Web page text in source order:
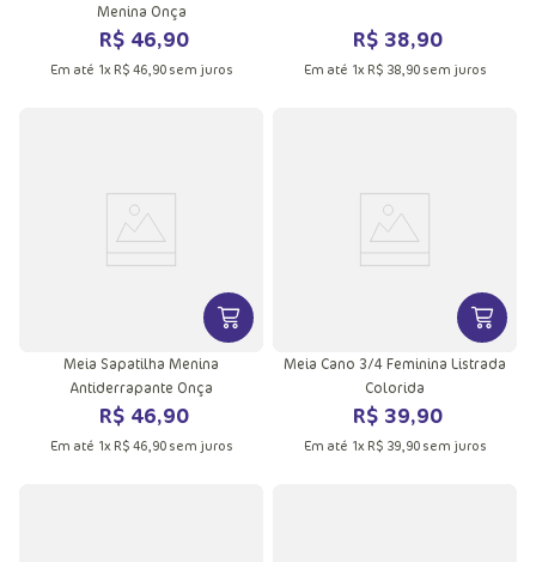
Menina Onça
R$ 46,90
Em até 1x R$ 46,90sem juros
R$ 38,90
Em até 1x R$ 38,90sem juros
VER MAIS INFORMAÇÕES DO
Meia Sapatilha Menina
Antiderrapante Onça
R$ 46,90
Em até 1x R$ 46,90sem juros
VER
Meia Cano 3/4 Feminina Listrada
Colorida
R$ 39,90
Em até 1x R$ 39,90sem juros